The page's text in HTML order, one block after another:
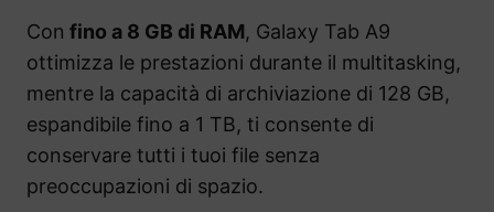
Con fino a 8 GB di RAM, Galaxy Tab A9
ottimizza le prestazioni durante il multitasking,
mentre la capacità di archiviazione di 128 GB,
espandibile fino a 1 TB, ti consente di
conservare tutti i tuoi file senza
preoccupazioni di spazio.